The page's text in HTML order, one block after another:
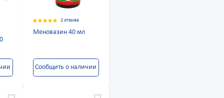
2 отзыва
Меновазин 40 мл
Сообщить о наличии